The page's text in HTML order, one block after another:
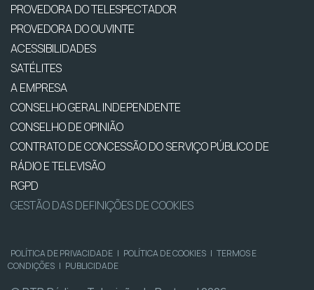
PROVEDORA DO TELESPECTADOR
PROVEDORA DO OUVINTE
ACESSIBILIDADES
SATÉLITES
A EMPRESA
CONSELHO GERAL INDEPENDENTE
CONSELHO DE OPINIÃO
CONTRATO DE CONCESSÃO DO SERVIÇO PÚBLICO DE
RÁDIO E TELEVISÃO
RGPD
GESTÃO DAS DEFINIÇÕES DE COOKIES
POLÍTICA DE PRIVACIDADE | POLÍTICA DE COOKIES | TERMOS E
CONDIÇÕES | PUBLICIDADE